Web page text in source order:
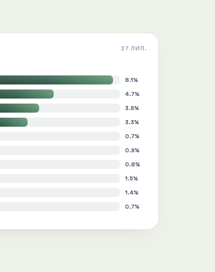
27 ЛИП.
8.1%
4.7%
3.9%
3.3%
0.7%
0.9%
0.8%
1.5%
1.4%
0.7%